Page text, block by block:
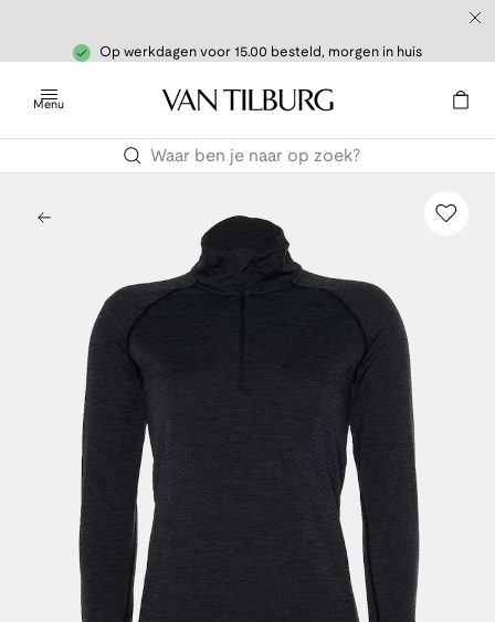
Op werkdagen voor 15.00 besteld, morgen in huis
Menu